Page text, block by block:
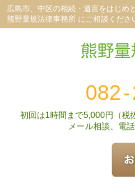
広島市、中区の相続・遺言をはじめ
熊野量規法律事務所 にご相談くださ
082-
初回は1時間まで5,000円（税
メール相談、電